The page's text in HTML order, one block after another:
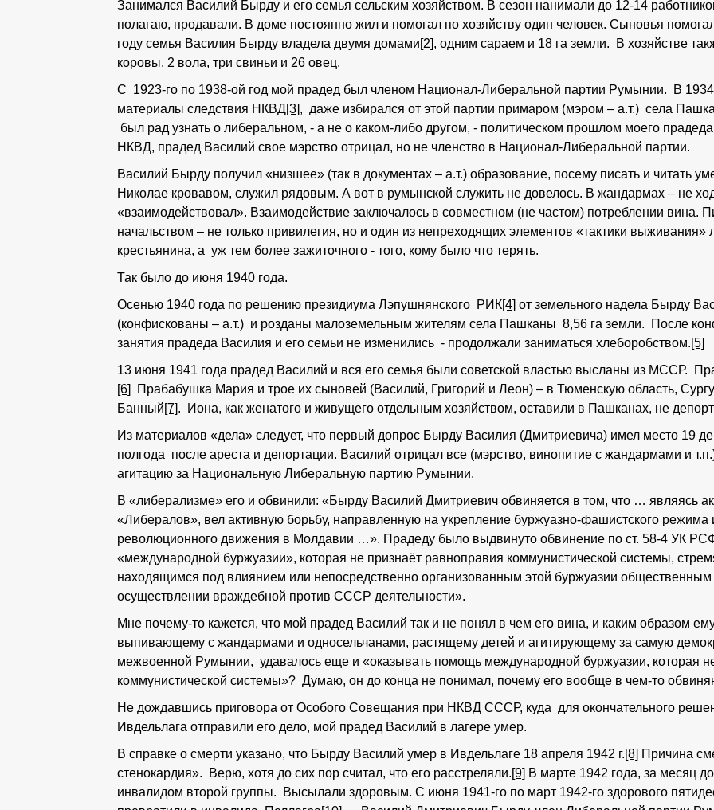
Занимался Василий Бырду и его семья сельским хозяйством. В сезон нанимали до 12-14
полагаю, продавали. В доме постоянно жил и помогал по хозяйству один человек. Сыновья
году семья Василия Бырду владела двумя домами[2], одним сараем и 18 га земли. В хозяйстве
коровы, 2 вола, три свиньи и 26 овец.
С 1923-го по 1938-ой год мой прадед был членом Национал-Либеральной партии Румынии. В 1934
материалы следствия НКВД[3], даже избирался от этой партии примаром (мэром – а.т.) села
был рад узнать о либеральном, - а не о каком-либо другом, - политическом прошлом моего
НКВД, прадед Василий свое мэрство отрицал, но не членство в Национал-Либеральной партии.
Василий Бырду получил «низшее» (так в документах – а.т.) образование, посему писать и читать
Николае кровавом, служил рядовым. А вот в румынской служить не довелось. В жандармах – не
«взаимодействовал». Взаимодействие заключалось в совместном (не частом) потреблении
начальством – не только привилегия, но и один из непреходящих элементов «тактики выживания»
крестьянина, а уж тем более зажиточного - того, кому было что терять.
Так было до июня 1940 года.
Осенью 1940 года по решению президиума Лэпушнянского РИК[4] от земельного надела Бырду
(конфискованы – а.т.) и розданы малоземельным жителям села Пашканы 8,56 га земли. После
занятия прадеда Василия и его семьи не изменились - продолжали заниматься хлеборобством.[5]
13 июня 1941 года прадед Василий и вся его семья были советской властью высланы из МССР.
[6]
Прабабушка Мария и трое их сыновей (Василий, Григорий и Леон) – в Тюменскую область,
Банный[7]. Иона, как женатого и живущего отдельным хозяйством, оставили в Пашканах, не
Из материалов «дела» следует, что первый допрос Бырду Василия (Дмитриевича) имел место 19
полгода после ареста и депортации. Василий отрицал все (мэрство, винопитие с жандармами и
агитацию за Национальную Либеральную партию Румынии.
В «либерализме» его и обвинили: «Бырду Василий Дмитриевич обвиняется в том, что … являясь
«Либералов», вел активную борьбу, направленную на укрепление буржуазно-фашистского режима
революционного движения в Молдавии …». Прадеду было выдвинуто обвинение по ст. 58-4 УК
«международной буржуазии», которая не признаёт равноправия коммунистической системы,
находящимся под влиянием или непосредственно организованным этой буржуазии общественным
осуществлении враждебной против СССР деятельности».
Мне почему-то кажется, что мой прадед Василий так и не понял в чем его вина, и каким образом
выпивающему с жандармами и односельчанами, растящему детей и агитирующему за самую
межвоенной Румынии, удавалось еще и «оказывать помощь международной буржуазии, которая
коммунистической системы»? Думаю, он до конца не понимал, почему его вообще в чем-то
Не дождавшись приговора от Особого Совещания при НКВД СССР, куда для окончательного
Ивдельлага отправили его дело, мой прадед Василий в лагере умер.
В справке о смерти указано, что Бырду Василий умер в Ивдельлаге 18 апреля 1942 г.[8] Причина
стенокардия». Верю, хотя до сих пор считал, что его расстреляли.[9] В марте 1942 года, за месяц
инвалидом второй группы. Высылали здоровым. С июня 1941-го по март 1942-го здорового